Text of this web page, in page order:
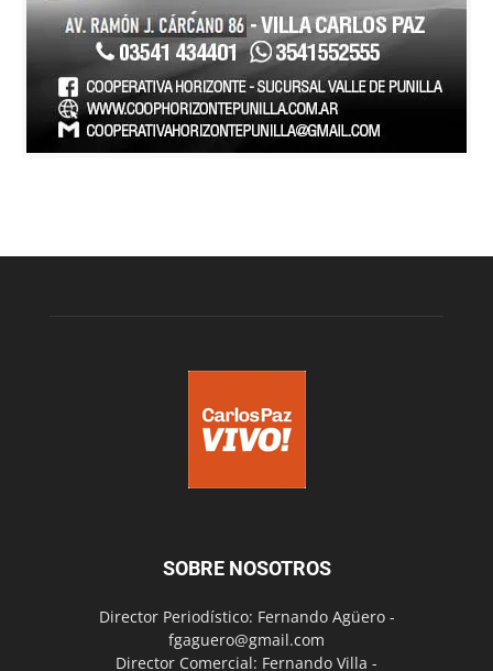
SOBRE NOSOTROS
Director Periodístico: Fernando Agüero -
fgaguero@gmail.com
Director Comercial: Fernando Villa -